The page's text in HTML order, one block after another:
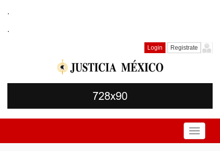
.
.
Login Registrate
Toggle